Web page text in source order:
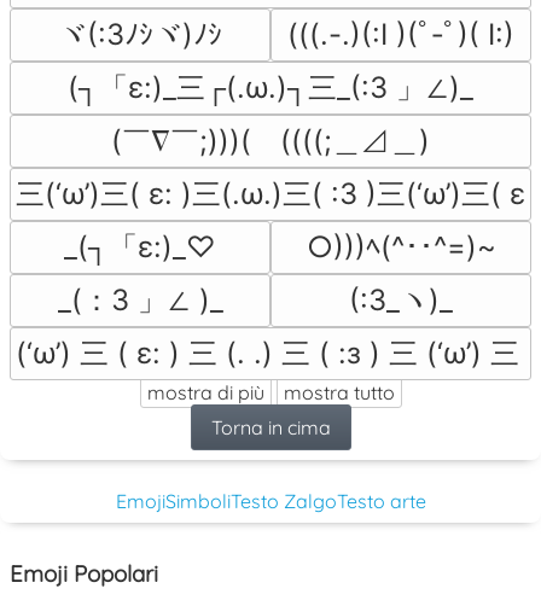
ヾ(:3ﾉｼヾ)ﾉｼ
(((.-.)(:I )(ﾟ‐ﾟ)( I:)
(┐「ε:)_三┌(.ω.)┐三_(:3 」∠)_
(￣∇￣;)))(　((((;＿⊿＿)
三(‘ω’)三( ε: )三(.ω.)三( :3 )三(‘ω’)三(
_(┐「ε:)_♡
○)))ﾍ(^･･^=)~
_(：3 」∠ )_
(:3_ヽ)_
(‘ω’) 三 ( ε: ) 三 (. .) 三 ( :з ) 三 (‘ω’)
mostra di più
mostra tutto
Torna in cima
EmojiSimboliTesto ZalgoTesto arte
Emoji Popolari